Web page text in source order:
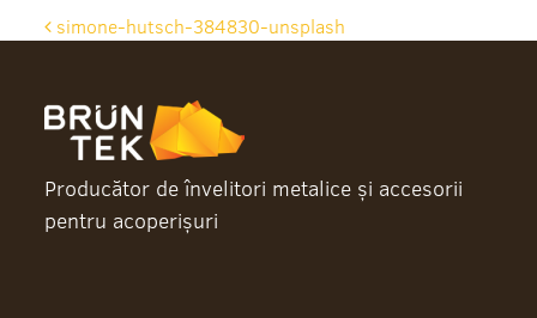
Beitrags-
simone-hutsch-384830-unsplash
Producător de învelitori metalice și accesorii
pentru acoperișuri